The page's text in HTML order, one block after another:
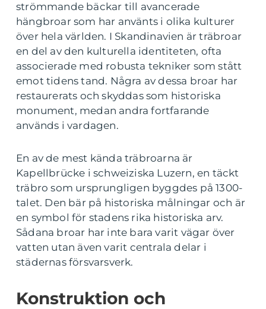
strömmande bäckar till avancerade
hängbroar som har använts i olika kulturer
över hela världen. I Skandinavien är träbroar
en del av den kulturella identiteten, ofta
associerade med robusta tekniker som stått
emot tidens tand. Några av dessa broar har
restaurerats och skyddas som historiska
monument, medan andra fortfarande
används i vardagen.
En av de mest kända träbroarna är
Kapellbrücke i schweiziska Luzern, en täckt
träbro som ursprungligen byggdes på 1300-
talet. Den bär på historiska målningar och är
en symbol för stadens rika historiska arv.
Sådana broar har inte bara varit vägar över
vatten utan även varit centrala delar i
städernas försvarsverk.
Konstruktion och